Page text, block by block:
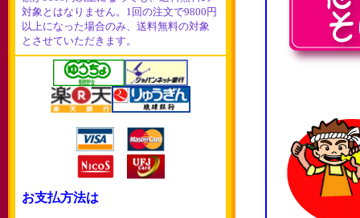
対象とはなりません。1回の注文で9800円
以上になった場合のみ、送料無料の対象
とさせていただきます。
お支払方法は